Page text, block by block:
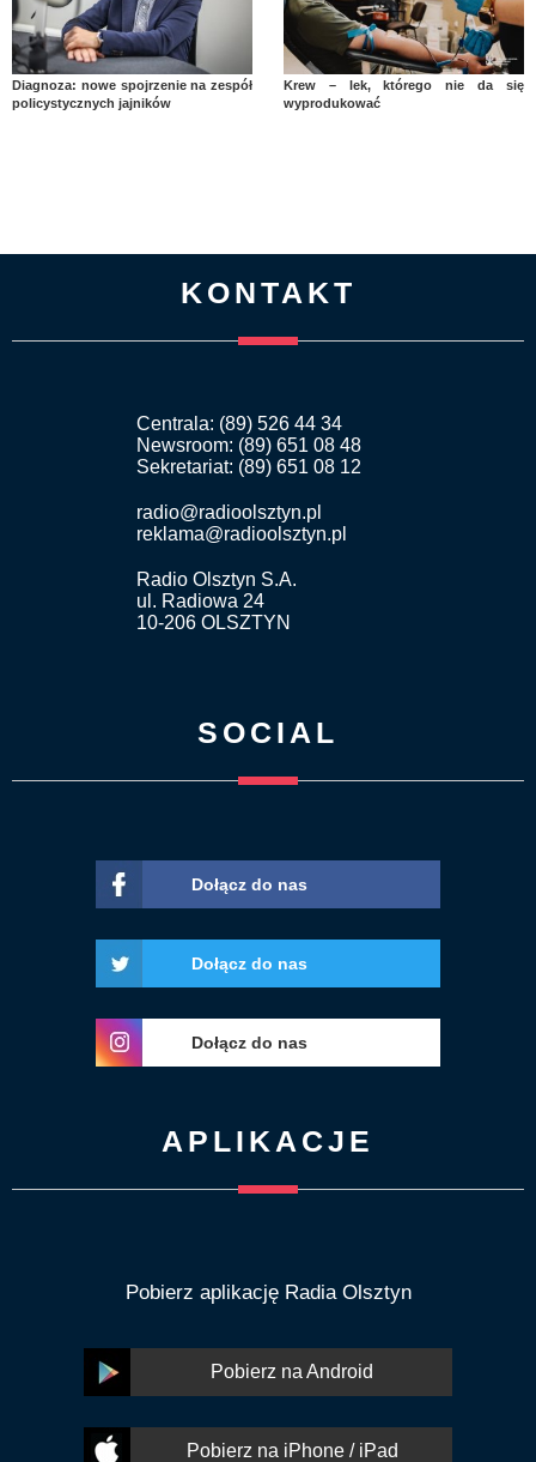
Diagnoza: nowe spojrzenie na zespół
policystycznych jajników
Krew – lek, którego nie da się
wyprodukować
KONTAKT
Centrala: (89) 526 44 34
Newsroom: (89) 651 08 48
Sekretariat: (89) 651 08 12
radio@radioolsztyn.pl
reklama@radioolsztyn.pl
Radio Olsztyn S.A.
ul. Radiowa 24
10-206 OLSZTYN
SOCIAL
Dołącz do nas
Dołącz do nas
Dołącz do nas
APLIKACJE
Pobierz aplikację Radia Olsztyn
Pobierz na Android
Pobierz na iPhone / iPad